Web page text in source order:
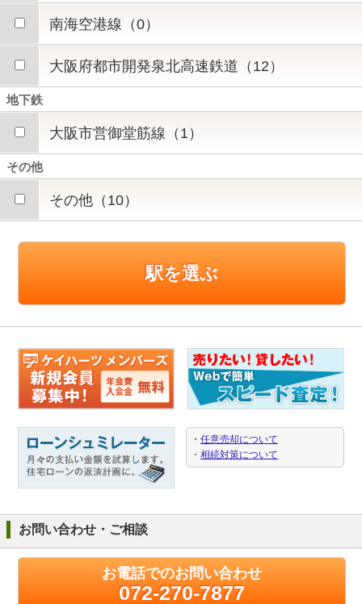
南海空港線（0）
大阪府都市開発泉北高速鉄道（12）
地下鉄
大阪市営御堂筋線（1）
その他
その他（10）
駅を選ぶ
・任意売却について
・相続対策について
お問い合わせ・ご相談
お電話でのお問い合わせ
072-270-7877